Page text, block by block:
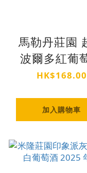
馬勒丹莊園
波爾多紅葡
2020 年份
HK$168.00
加入購物車